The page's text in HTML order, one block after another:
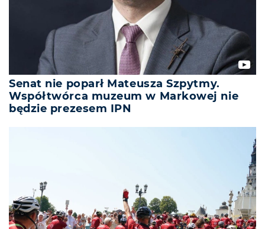
Senat nie poparł Mateusza Szpytmy.
Współtwórca muzeum w Markowej nie
będzie prezesem IPN